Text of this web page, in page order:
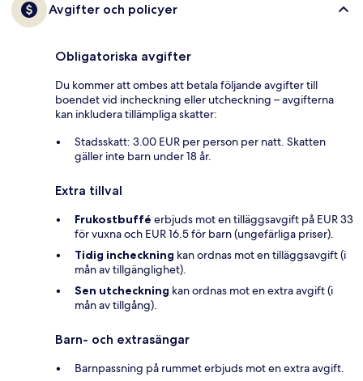
Avgifter och policyer
Obligatoriska avgifter
Du kommer att ombes att betala följande avgifter till
boendet vid incheckning eller utcheckning – avgifterna
kan inkludera tillämpliga skatter:
Stadsskatt: 3.00 EUR per person per natt. Skatten
gäller inte barn under 18 år.
Extra tillval
Frukostbuffé erbjuds mot en tilläggsavgift på EUR 33
för vuxna och EUR 16.5 för barn (ungefärliga priser).
Tidig incheckning kan ordnas mot en tilläggsavgift (i
mån av tillgänglighet).
Sen utcheckning kan ordnas mot en extra avgift (i
mån av tillgång).
Barn- och extrasängar
Barnpassning på rummet erbjuds mot en extra avgift.